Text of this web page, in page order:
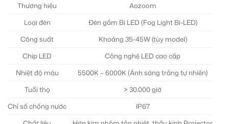
Thương hiệu
Aozoom
Loại đèn
Đèn gầm Bi LED (Fog Light Bi-LED)
Công suất
Khoảng 35-45W (tùy model)
Chip LED
Công nghệ LED cao cấp
Nhiệt độ màu
5500K – 6000K (Ánh sáng trắng tự nhiên)
Tuổi thọ
> 30.000 giờ
Chỉ số chống nước
IP67